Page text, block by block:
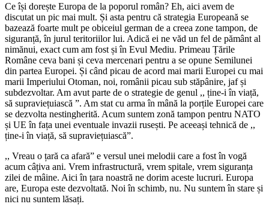
Ce își dorește Europa de la poporul român? Eh, aici avem de
discutat un pic mai mult. Și asta pentru că strategia Europeană se
bazează foarte mult pe obiceiul german de a creea zone tampon, de
siguranță, în jurul teritoriilor lui. Adică ei ne văd un fel de pământ al
nimănui, exact cum am fost și în Evul Mediu. Primeau Țările
Române ceva bani și ceva mercenari pentru a se opune Semilunei
din partea Europei. Și când picau de acord mai marii Europei cu mai
marii Imperiului Otoman, noi, românii picau sub stăpânire, jaf și
subdezvoltar. Am avut parte de o strategie de genul ,, ține-i în viață,
să supraviețuiască ”. Am stat cu arma în mână la porțile Europei care
se dezvolta nestingherită. Acum suntem zonă tampon pentru NATO
și UE în fața unei eventuale invazii rusești. Pe aceeași tehnică de ,,
ține-i în viață, să supraviețuiască”.
,, Vreau o țară ca afară” e versul unei melodii care a fost în vogă
acum câțiva ani. Vrem infrastructură, vrem spitale, vrem siguranța
zilei de mâine. Aici în țara noastră ne dorim aceste lucruri. Europa
are, Europa este dezvoltată. Noi în schimb, nu. Nu suntem în stare și
nici nu suntem lăsați.